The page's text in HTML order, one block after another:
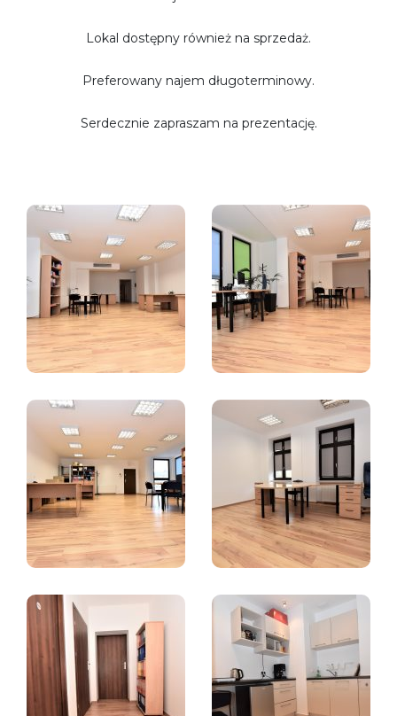
Lokal dostępny również na sprzedaż.
Preferowany najem długoterminowy.
Serdecznie zapraszam na prezentację.